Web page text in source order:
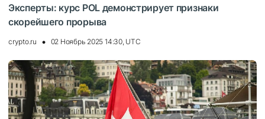
Эксперты: курс POL демонстрирует признаки
скорейшего прорыва
crypto.ru 02 Ноябрь 2025 14:30, UTC